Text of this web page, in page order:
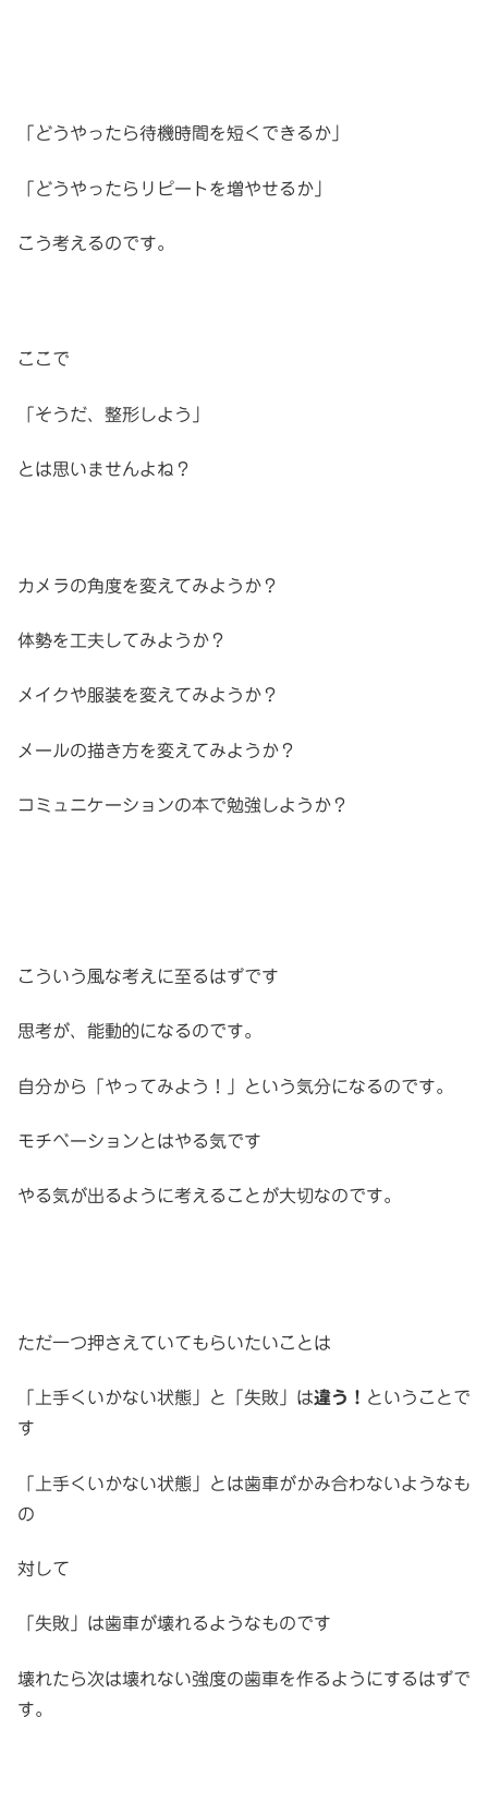
「どうやったら待機時間を短くできるか」
「どうやったらリピートを増やせるか」
こう考えるのです。
ここで
「そうだ、整形しよう」
とは思いませんよね？
カメラの角度を変えてみようか？
体勢を工夫してみようか？
メイクや服装を変えてみようか？
メールの描き方を変えてみようか？
コミュニケーションの本で勉強しようか？
こういう風な考えに至るはずです
思考が、能動的になるのです。
自分から「やってみよう！」という気分になるのです。
モチベーションとはやる気です
やる気が出るように考えることが大切なのです。
ただ一つ押さえていてもらいたいことは
「上手くいかない状態」と「失敗」は違う！ ということで
す
「上手くいかない状態」とは歯車がかみ合わないようなも
の
対して
「失敗」は歯車が壊れるようなものです
壊れたら次は壊れない強度の歯車を作るようにするはずで
す。